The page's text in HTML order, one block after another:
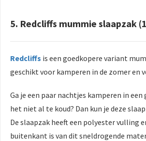
5. Redcliffs mummie slaapzak
Redcliffs is een goedkopere variant
geschikt voor kamperen in de zomer en
Ga je een paar nachtjes kamperen in een
het niet al te koud? Dan kun je deze
De slaapzak heeft een polyester vulling
buitenkant is van dit sneldrogende